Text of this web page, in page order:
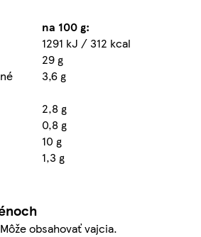
na 100 g:
1291 kJ / 312 kcal
29 g
3,6 g
2,8 g
0,8 g
10 g
1,3 g
obsahovať vajcia.